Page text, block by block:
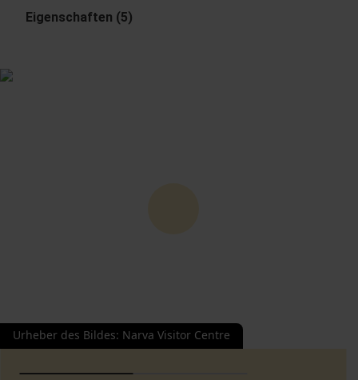
Eigenschaften (5)
Urheber des Bildes: Narva Visitor Centre